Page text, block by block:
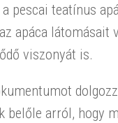
pescai teatínus
apáca látomásait
viszonyát is.
belőle arról, hogy